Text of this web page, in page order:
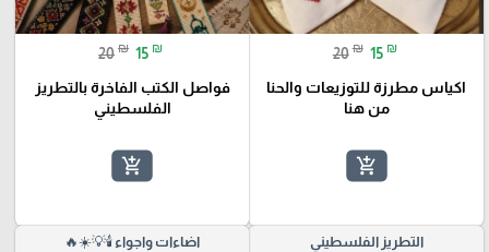
20 ₪ 15 ₪
اكياس مطرزة للتوزيعات والحنا
من هنا
add_shopping_cart
20 ₪ 15 ₪
فواصل الكتب الفاخرة بالتطريز
الفلسطيني
add_shopping_cart
التطريز الفلسطيني اضاءات واجواء 🕯️💡☀️🔥